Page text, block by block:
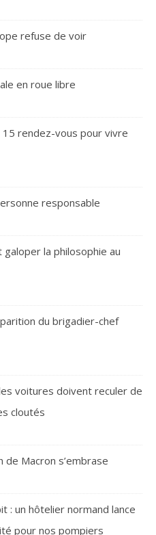
refuse de voir
en roue libre
rendez-vous pour vivre
responsable
galoper la philosophie au
du brigadier-chef
voitures doivent reculer de
cloutés
de Macron s’embrase
: un hôtelier normand lance
pour nos pompiers